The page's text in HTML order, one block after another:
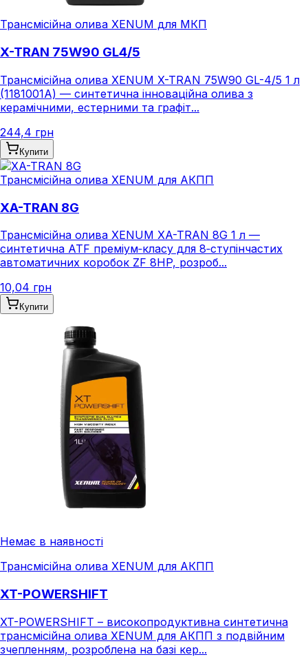
Трансмісійна олива XENUM для МКП
X-TRAN 75W90 GL4/5
Трансмісійна олива XENUM X-TRAN 75W90 GL-4/5 1 л
(1181001A) — синтетична інноваційна олива з
керамічними, естерними та графіт...
244,4 грн
Купити
Трансмісійна олива XENUM для АКПП
XA-TRAN 8G
Трансмісійна олива XENUM XA-TRAN 8G 1 л —
синтетична ATF преміум‑класу для 8‑ступінчастих
автоматичних коробок ZF 8HP, розроб...
10,04 грн
Купити
Немає в наявності
Трансмісійна олива XENUM для АКПП
XT-POWERSHIFT
XT-POWERSHIFT – високопродуктивна синтетична
трансмісійна олива XENUM для АКПП з подвійним
зчепленням, розроблена на базі кер...